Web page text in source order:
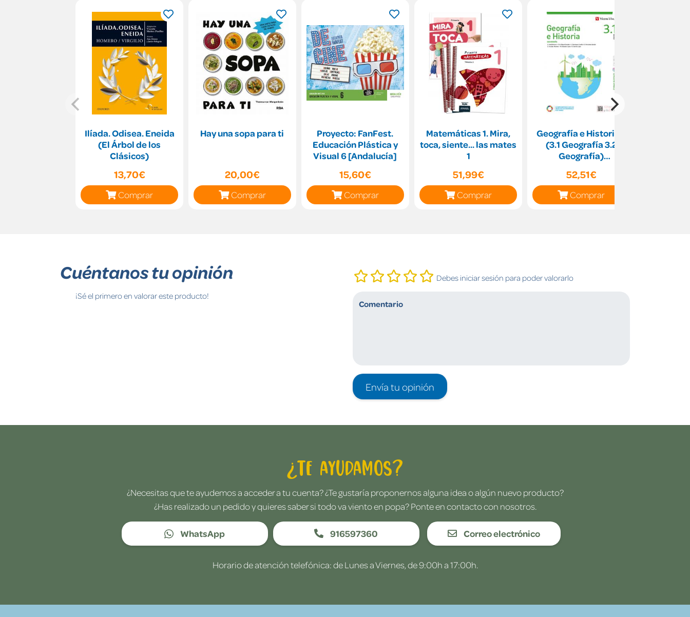
Ilíada. Odisea. Eneida
(El Árbol de los
Clásicos)
13,70€
Comprar
Hay una sopa para ti
20,00€
Comprar
Proyecto: FanFest.
Educación Plástica y
Visual 6 [Andalucía]
15,60€
Comprar
Matemáticas 1. Mira,
toca, siente... las mates
1
51,99€
Comprar
Geografía e Historia 3
(3.1 Geografía 3.2
Geografía)
52,51€
Comprar
Cuéntanos tu opinión
¡Sé el primero en valorar este producto!
Debes iniciar sesión para poder valorarlo
Envía tu opinión
¿Te ayudamos?
¿Necesitas que te ayudemos a acceder a tu cuenta? ¿Te gustaría proponernos alguna idea o algún nuevo producto?
¿Has realizado un pedido y quieres saber si todo va viento en popa? Ponte en contacto con nosotros.
WhatsApp 916597360 Correo electrónico
Horario de atención telefónica: de Lunes a Viernes, de 9:00h a 17:00h.